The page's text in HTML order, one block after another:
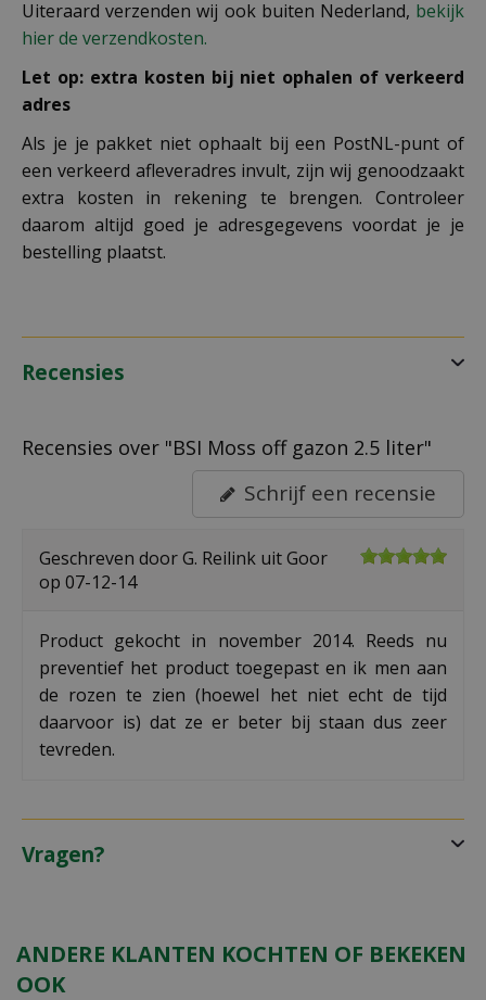
Uiteraard verzenden wij ook buiten Nederland, bekijk
hier de verzendkosten.
Let op: extra kosten bij niet ophalen of verkeerd
adres
Als je je pakket niet ophaalt bij een PostNL-punt of
een verkeerd afleveradres invult, zijn wij genoodzaakt
extra kosten in rekening te brengen. Controleer
daarom altijd goed je adresgegevens voordat je je
bestelling plaatst.
Recensies
Recensies over "BSI Moss off gazon 2.5 liter"
Schrijf een recensie
Geschreven doorG. Reilink uit Goor
op 07-12-14
Product gekocht in november 2014. Reeds nu
preventief het product toegepast en ik men aan
de rozen te zien (hoewel het niet echt de tijd
daarvoor is) dat ze er beter bij staan dus zeer
tevreden.
Vragen?
ANDERE KLANTEN KOCHTEN OF BEKEKEN
OOK